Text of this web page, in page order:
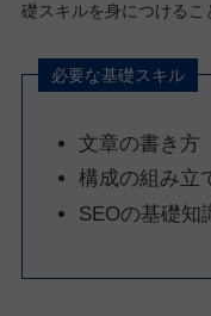
礎スキルを身につけるこ
必要な基礎スキル
文章の書き方
構成の組み立
SEOの基礎知